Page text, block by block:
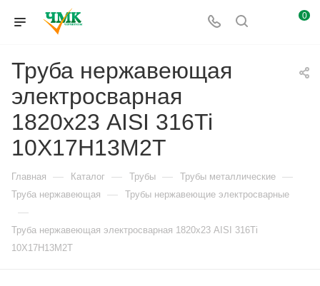
0
Труба нержавеющая
электросварная
1820х23 AISI 316Ti
10Х17Н13М2Т
Главная — Каталог — Трубы — Трубы металлические —
Труба нержавеющая — Трубы нержавеющие электросварные
—
Труба нержавеющая электросварная 1820х23 AISI 316Ti
10Х17Н13М2Т